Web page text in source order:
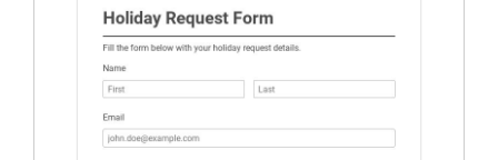
student enrollment, volunteer registration, business
event intake, and membership participation. It helps
keep responses standardized so organizers can
evaluate submissions, manage next steps, and maintain
cleaner registration records over time.